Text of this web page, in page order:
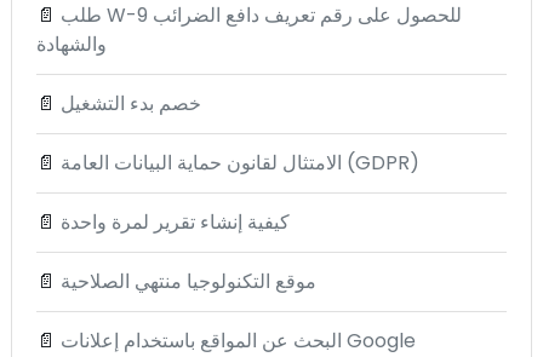
📄 طلب W-9 للحصول على رقم تعريف دافع الضرائب
والشهادة
📄 خصم بدء التشغيل
📄 الامتثال لقانون حماية البيانات العامة (GDPR)
📄 كيفية إنشاء تقرير لمرة واحدة
📄 موقع التكنولوجيا منتهي الصلاحية
📄 البحث عن المواقع باستخدام إعلانات Google